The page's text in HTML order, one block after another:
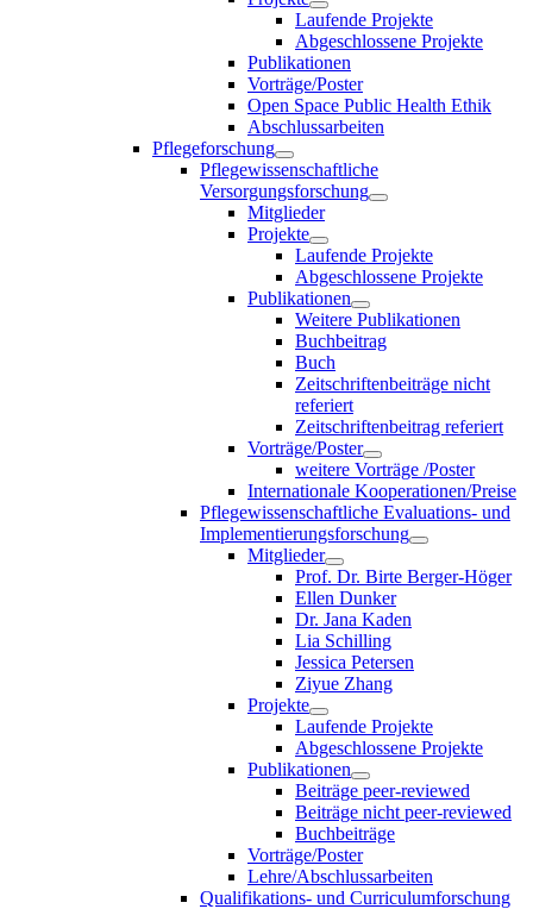
Laufende Projekte
Abgeschlossene Projekte
Publikationen
Vorträge/Poster
Open Space Public Health Ethik
Abschlussarbeiten
Pflegeforschung
Pflegewissenschaftliche
Versorgungsforschung
Mitglieder
Projekte
Laufende Projekte
Abgeschlossene Projekte
Publikationen
Weitere Publikationen
Buchbeitrag
Buch
Zeitschriftenbeiträge nicht
referiert
Zeitschriftenbeitrag referiert
Vorträge/Poster
weitere Vorträge /Poster
Internationale Kooperationen/Preise
Pflegewissenschaftliche Evaluations- und
Implementierungsforschung
Mitglieder
Prof. Dr. Birte Berger-Höger
Ellen Dunker
Dr. Jana Kaden
Lia Schilling
Jessica Petersen
Ziyue Zhang
Projekte
Laufende Projekte
Abgeschlossene Projekte
Publikationen
Beiträge peer-reviewed
Beiträge nicht peer-reviewed
Buchbeiträge
Vorträge/Poster
Lehre/Abschlussarbeiten
Qualifikations- und Curriculumforschung